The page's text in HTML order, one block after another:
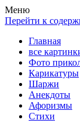
Весела хата —
Покажем всем
Меню
Перейти к
Главная
все
Фото
Карикатуры
Шаржи
Анекдоты
Афоризмы
Стихи